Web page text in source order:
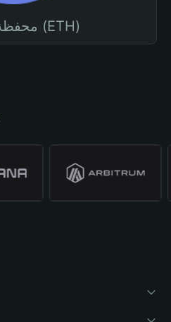
محفظة إيثيريوم (ETH)